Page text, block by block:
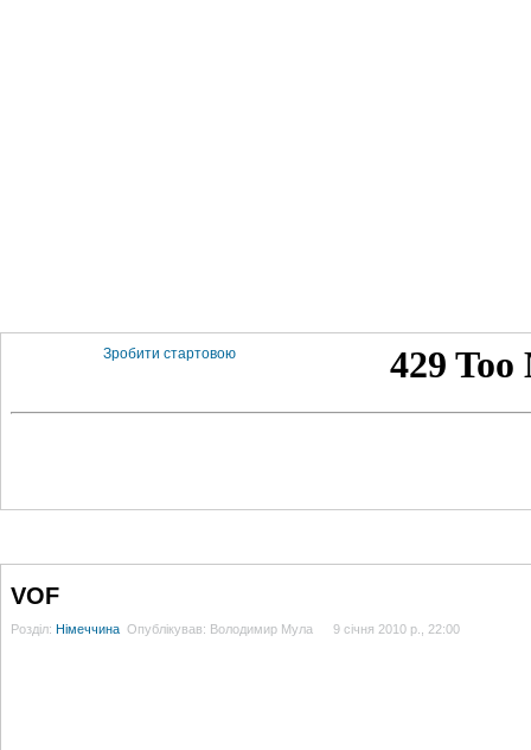
Зробити стартовою
VOF
Розділ: Німеччина Опублікував: Володимир Мула 9 січня 2010 р., 22:00